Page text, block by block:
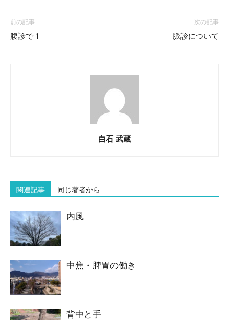
前の記事
腹診で 1
次の記事
脈診について
白石 武蔵
関連記事 同じ著者から
内風
中焦・脾胃の働き
背中と手